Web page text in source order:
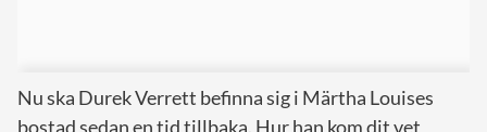
Nu ska Durek Verrett befinna sig i Märtha Louises
bostad sedan en tid tillbaka. Hur han kom dit vet